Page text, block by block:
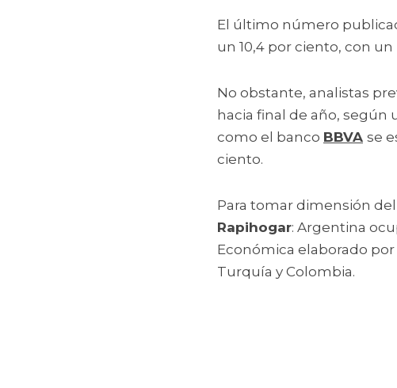
El último número
un 10,4 por ciento, con
No obstante, analistas
hacia final de año, según
como el banco BBVA se
ciento.
Rapihogar: Argentina
Económica elaborado
Turquía y Colombia.